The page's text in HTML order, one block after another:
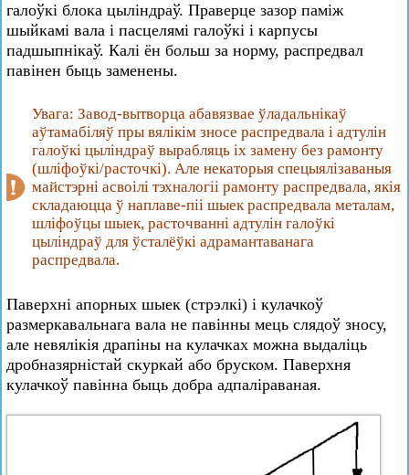
галоўкі блока цыліндраў. Праверце зазор паміж
шыйкамі вала і пасцелямі галоўкі і карпусы
падшыпнікаў. Калі ён больш за норму, распредвал
павінен быць заменены.
Увага: Завод-вытворца абавязвае ўладальнікаў
аўтамабіляў пры вялікім зносе распредвала і адтулін
галоўкі цыліндраў вырабляць іх замену без рамонту
(шліфоўкі/расточкі). Але некаторыя спецыялізаваныя
майстэрні асвоілі тэхналогіі рамонту распредвала, якія
складаюцца ў наплаве-піі шыек распредвала металам,
шліфоўцы шыек, расточванні адтулін галоўкі
цыліндраў для ўсталёўкі адрамантаванага
распредвала.
Паверхні апорных шыек (стрэлкі) і кулачкоў
размеркавальнага вала не павінны мець слядоў зносу,
але невялікія драпіны на кулачках можна выдаліць
дробназярністай скуркай або бруском. Паверхня
кулачкоў павінна быць добра адпаліраваная.